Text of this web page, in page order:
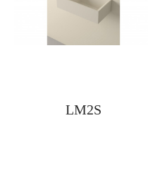
LM2S